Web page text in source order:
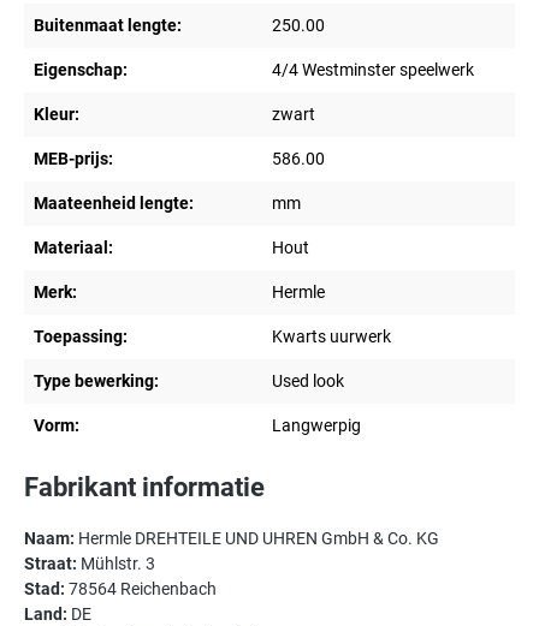
Buitenmaat lengte: 250.00
Eigenschap: 4/4 Westminster speelwerk
Kleur: zwart
MEB-prijs: 586.00
Maateenheid lengte: mm
Materiaal: Hout
Merk: Hermle
Toepassing: Kwarts uurwerk
Type bewerking: Used look
Vorm: Langwerpig
Fabrikant informatie
Naam: Hermle DREHTEILE UND UHREN GmbH & Co. KG
Straat: Mühlstr. 3
Stad: 78564 Reichenbach
Land: DE